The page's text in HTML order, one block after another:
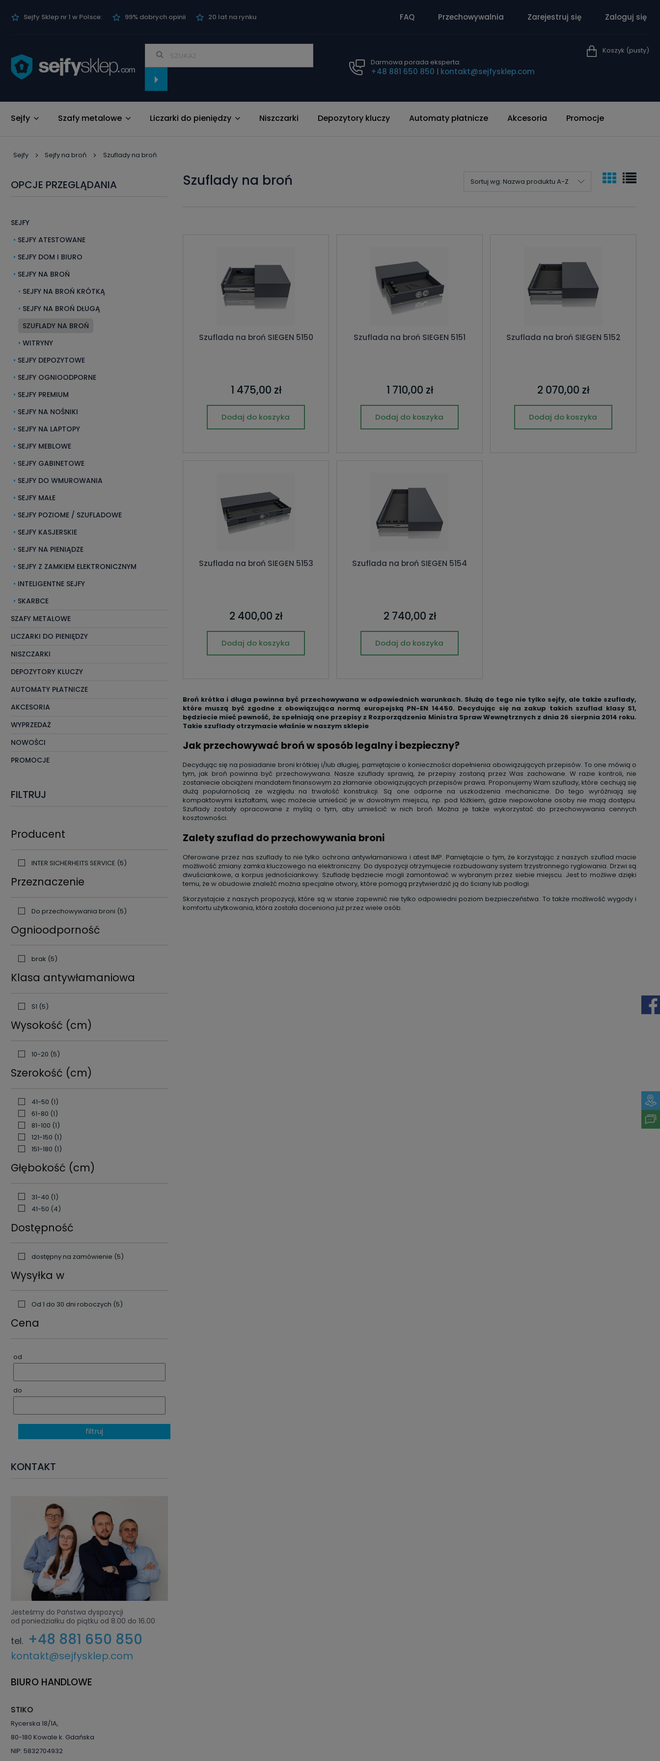
Sejfy Sklep nr 1 w Polsce: 99% dobrych opinii 20 lat na rynku FAQ Przechowywalnia Zarejestruj się Zaloguj się
Darmowa porada eksperta:
+48 881 650 850 | kontakt@sejfysklep.com
Koszyk (pusty)
Sejfy Szafy metalowe Liczarki do pieniędzy Niszczarki Depozytory kluczy Automaty płatnicze Akcesoria Promocje
Nowości
Sejfy Sejfy na broń Szuflady na broń
OPCJE PRZEGLĄDANIA
SEJFY
SEJFY ATESTOWANE
SEJFY DOM I BIURO
SEJFY NA BROŃ
SEJFY NA BROŃ KRÓTKĄ
SEJFY NA BROŃ DŁUGĄ
SZUFLADY NA BROŃ
WITRYNY
SEJFY DEPOZYTOWE
SEJFY OGNIOODPORNE
SEJFY PREMIUM
SEJFY NA NOŚNIKI
SEJFY NA LAPTOPY
SEJFY MEBLOWE
SEJFY GABINETOWE
SEJFY DO WMUROWANIA
SEJFY MAŁE
SEJFY POZIOME / SZUFLADOWE
SEJFY KASJERSKIE
SEJFY NA PIENIĄDZE
SEJFY Z ZAMKIEM ELEKTRONICZNYM
INTELIGENTNE SEJFY
SKARBCE
SZAFY METALOWE
LICZARKI DO PIENIĘDZY
NISZCZARKI
DEPOZYTORY KLUCZY
AUTOMATY PŁATNICZE
AKCESORIA
WYPRZEDAŻ
NOWOŚCI
PROMOCJE
FILTRUJ
Producent
INTER SICHERHEITS SERVICE (5)
Przeznaczenie
Do przechowywania broni (5)
Ognioodporność
brak (5)
Klasa antywłamaniowa
S1 (5)
Wysokość (cm)
10-20 (5)
Szerokość (cm)
41-50 (1)
61-80 (1)
81-100 (1)
121-150 (1)
151-180 (1)
Głębokość (cm)
31-40 (1)
41-50 (4)
Dostępność
dostępny na zamówienie (5)
Wysyłka w
Od 1 do 30 dni roboczych (5)
Cena
od
do
filtruj
KONTAKT
Jesteśmy do Państwa dyspozycji
od poniedziałku do piątku od 8.00 do 16.00
tel. +48 881 650 850
kontakt@sejfysklep.com
BIURO HANDLOWE
STIKO
Rycerska 18/1A,
80-180 Kowale k. Gdańska
NIP: 5832704932
szuflady na broń Sortuj wg: Nazwa produktu A-Z
Szuflada na broń SIEGEN 5150
1 475,00 zł
Dodaj do koszyka
Szuflada na broń SIEGEN 5151
1 710,00 zł
Dodaj do koszyka
Szuflada na broń SIEGEN 5152
2 070,00 zł
Dodaj do koszyka
Szuflada na broń SIEGEN 5153
2 400,00 zł
Dodaj do koszyka
Szuflada na broń SIEGEN 5154
2 740,00 zł
Dodaj do koszyka
Broń krótka i długa powinna być przechowywana w odpowiednich warunkach. Służą do tego nie tylko sejfy, ale także szuflady,
które muszą być zgodne z obowiązująca normą europejską PN-EN 14450. Decydując się na zakup takich szuflad klasy S1,
będziecie mieć pewność, że spełniają one przepisy z Rozporządzenia Ministra Spraw Wewnętrznych z dnia 26 sierpnia 2014 roku.
Takie szuflady otrzymacie właśnie w naszym sklepie
Jak przechowywać broń w sposób legalny i bezpieczny?
Decydując się na posiadanie broni krótkiej i/lub długiej, pamiętajcie o konieczności dopełnienia obowiązujących przepisów. To one mówią o
tym, jak broń powinna być przechowywana. Nasze szuflady sprawią, że przepisy zostaną przez Was zachowane. W razie kontroli, nie
zostaniecie obciążeni mandatem finansowym za złamanie obowiązujących przepisów prawa. Proponujemy Wam szuflady, które cechują się
dużą popularnością ze względu na trwałość konstrukcji. Są one odporne na uszkodzenia mechaniczne. Do tego wyróżniają się
kompaktowymi kształtami, więc możecie umieścić je w dowolnym miejscu, np. pod łóżkiem, gdzie niepowołane osoby nie mają dostępu.
Szuflady zostały opracowane z myślą o tym, aby umieścić w nich broń. Można je także wykorzystać do przechowywania cennych
kosztowności.
Zalety szuflad do przechowywania broni
Oferowane przez nas szuflady to nie tylko ochrona antywłamaniowa i atest IMP. Pamiętajcie o tym, że korzystając z naszych szuflad macie
możliwość zmiany zamka kluczowego na elektroniczny. Do dyspozycji otrzymujecie rozbudowany system trzystronnego ryglowania. Drzwi są
dwuściankowe, a korpus jednościankowy. Szufladę będziecie mogli zamontować w wybranym przez siebie miejscu. Jest to możliwe dzięki
temu, że w obudowie znaleźć można specjalne otwory, które pomogą przytwierdzić ją do ściany lub podłogi.
Skorzystajcie z naszych propozycji, które są w stanie zapewnić nie tylko odpowiedni poziom bezpieczeństwa. To także możliwość wygody i
komfortu użytkowania, która została doceniona już przez wiele osób.